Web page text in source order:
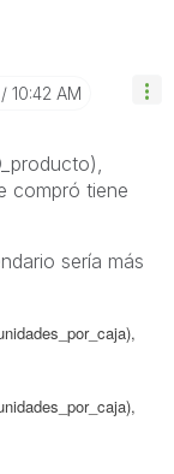
10:42 AM
compró tiene
sería más